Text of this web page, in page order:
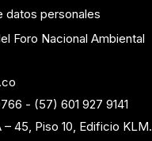
datos personales
Foro Nacional Ambiental
- (57) 601 927 9141
– 45, Piso 10, Edificio KLM.